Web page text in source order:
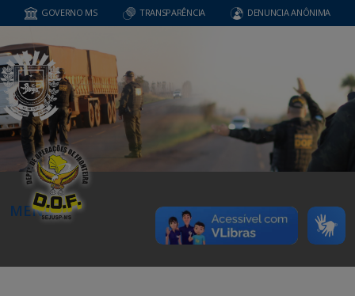
GOVERNO MS TRANSPARÊNCIA DENUNCIA ANÔNIMA
MENU